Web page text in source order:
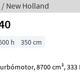
New Holland
h 350 cm
cm³, 333 PS - 4